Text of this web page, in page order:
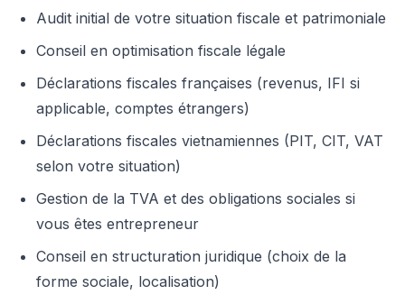
Audit initial de votre situation fiscale et patrimoniale
Conseil en optimisation fiscale légale
Déclarations fiscales françaises (revenus, IFI si
applicable, comptes étrangers)
Déclarations fiscales vietnamiennes (PIT, CIT, VAT
selon votre situation)
Gestion de la TVA et des obligations sociales si
vous êtes entrepreneur
Conseil en structuration juridique (choix de la
forme sociale, localisation)